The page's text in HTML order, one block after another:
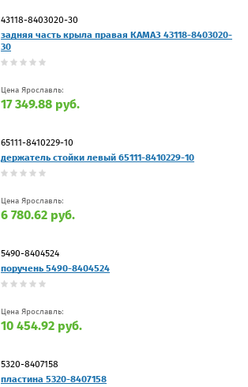
43118-8403020-30
задняя часть крыла правая КАМАЗ 43118-8403020-
30
Цена Ярославль:
17 349.88 руб.
65111-8410229-10
держатель стойки левый 65111-8410229-10
Цена Ярославль:
6 780.62 руб.
5490-8404524
поручень 5490-8404524
Цена Ярославль:
10 454.92 руб.
5320-8407158
пластина 5320-8407158